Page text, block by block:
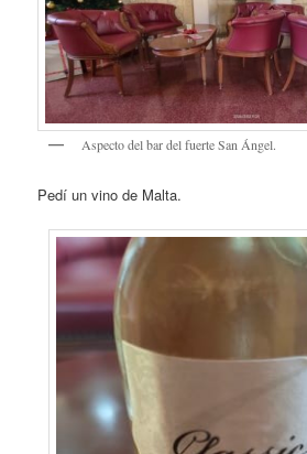
Aspecto del bar del fuerte San Ángel.
Pedí un vino de Malta.